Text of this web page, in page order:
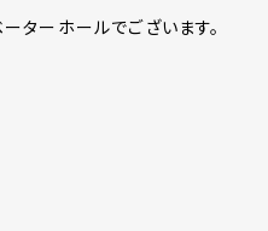
ターホールでございます。